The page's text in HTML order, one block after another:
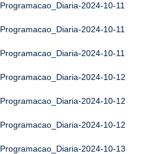
Programacao_Diaria-2024-10-11
Programacao_Diaria-2024-10-11
Programacao_Diaria-2024-10-11
Programacao_Diaria-2024-10-12
Programacao_Diaria-2024-10-12
Programacao_Diaria-2024-10-12
Programacao_Diaria-2024-10-13